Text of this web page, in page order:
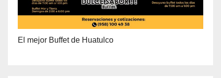
El mejor Buffet de Huatulco